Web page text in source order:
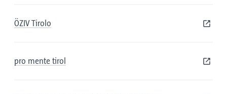
ÖZIV Tirolo
pro mente tirol